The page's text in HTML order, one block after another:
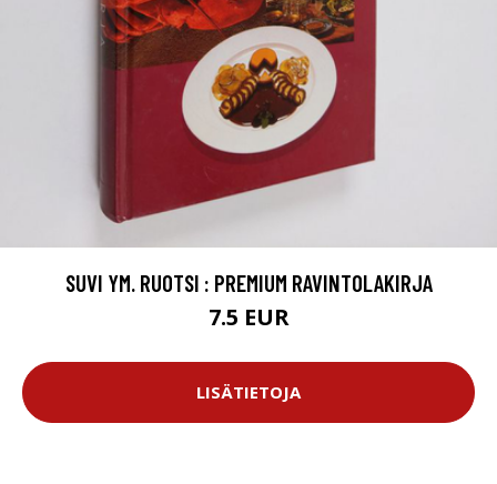
SUVI YM. RUOTSI : PREMIUM RAVINTOLAKIRJA
7.5 EUR
LISÄTIETOJA